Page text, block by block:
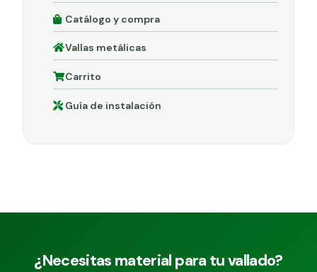
Catálogo y compra
Vallas metálicas
Carrito
Guía de instalación
¿Necesitas material para tu vallado?